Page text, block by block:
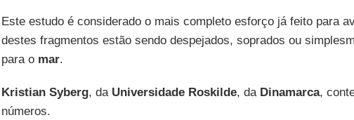
Este estudo é considerado o mais completo esforço já feito para
destes fragmentos estão sendo despejados, soprados ou
para o mar.
Kristian Syberg, da Universidade Roskilde, da Dinamarca,
números.